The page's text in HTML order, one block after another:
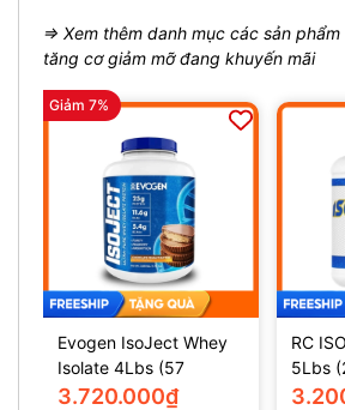
⇒ Xem thêm danh mục các sản phẩm
tăng cơ giảm mỡ đang khuyến mãi
Giảm 7%
Evogen IsoJect Whey
Isolate 4Lbs (57
servings)
3.720.000₫
RC
5Lbs